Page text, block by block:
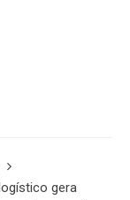
gera